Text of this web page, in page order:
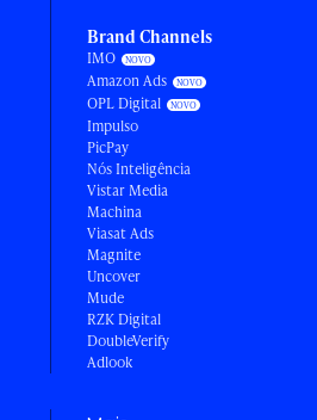
Brand Channels
IMO
Amazon Ads
OPL Digital
Impulso
PicPay
Nós Inteligência
Vistar Media
Machina
Viasat Ads
Magnite
Uncover
Mude
RZK Digital
DoubleVerify
Adlook